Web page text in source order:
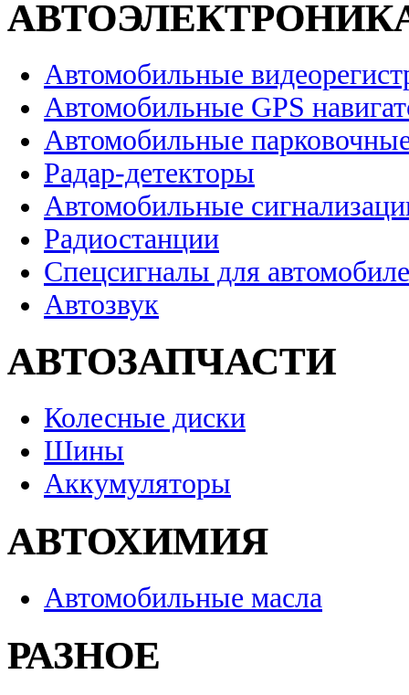
Автомобильные
Автомобильные GPS
Автомобильные
Радар-детекторы
Автомобильные
Радиостанции
Спецсигналы для
Автозвук
АВТОЗАПЧАСТИ
Колесные диски
Шины
Аккумуляторы
АВТОХИМИЯ
Автомобильные масла
РАЗНОЕ